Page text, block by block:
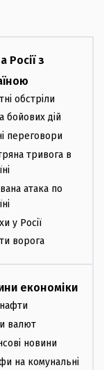
Росії з
обстріли
бойових дій
переговори
тривога в
атака по
у Росії
ворога
економіки
валют
новини
на комунальні